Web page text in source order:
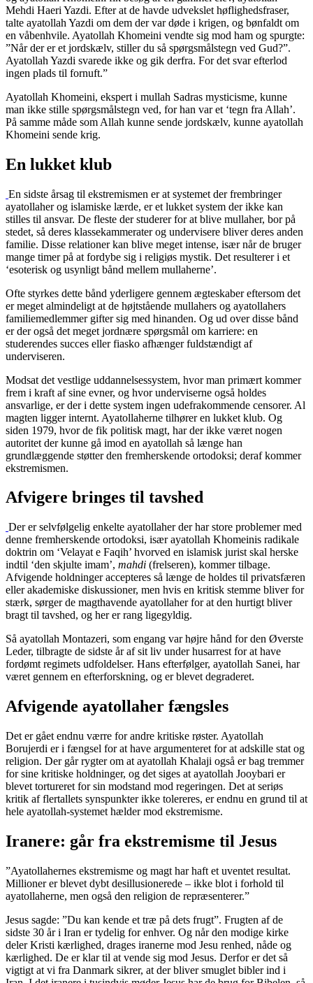
Mehdi Haeri Yazdi. Efter at de havde udvekslet høflighedsfraser,
talte ayatollah Yazdi om dem der var døde i krigen, og bønfaldt om
en våbenhvile. Ayatollah Khomeini vendte sig mod ham og spurgte:
”Når der er et jordskælv, stiller du så spørgsmålstegn ved Gud?”.
Ayatollah Yazdi svarede ikke og gik derfra. For det svar efterlod
ingen plads til fornuft.”
Ayatollah Khomeini, ekspert i mullah Sadras mysticisme, kunne
man ikke stille spørgsmålstegn ved, for han var et ‘tegn fra Allah’.
På samme måde som Allah kunne sende jordskælv, kunne ayatollah
Khomeini sende krig.
En lukket klub
En sidste årsag til ekstremismen er at systemet der frembringer
ayatollaher og islamiske lærde, er et lukket system der ikke kan
stilles til ansvar. De fleste der studerer for at blive mullaher, bor på
stedet, så deres klassekammerater og undervisere bliver deres anden
familie. Disse relationer kan blive meget intense, især når de bruger
mange timer på at fordybe sig i religiøs mystik. Det resulterer i et
‘esoterisk og usynligt bånd mellem mullaherne’.
Ofte styrkes dette bånd yderligere gennem ægteskaber eftersom det
er meget almindeligt at de højtstående mullahers og ayatollahers
familiemedlemmer gifter sig med hinanden. Og ud over disse bånd
er der også det meget jordnære spørgsmål om karriere: en
studerendes succes eller fiasko afhænger fuldstændigt af
underviseren.
Modsat det vestlige uddannelsessystem, hvor man primært kommer
frem i kraft af sine evner, og hvor underviserne også holdes
ansvarlige, er der i dette system ingen udefrakommende censorer. Al
magten ligger internt. Ayatollaherne tilhører en lukket klub. Og
siden 1979, hvor de fik politisk magt, har der ikke været nogen
autoritet der kunne gå imod en ayatollah så længe han
grundlæggende støtter den fremherskende ortodoksi; deraf kommer
ekstremismen.
Afvigere bringes til tavshed
Der er selvfølgelig enkelte ayatollaher der har store problemer med
denne fremherskende ortodoksi, især ayatollah Khomeinis radikale
doktrin om ‘Velayat e Faqih’ hvorved en islamisk jurist skal herske
indtil ‘den skjulte imam’, mahdi (frelseren), kommer tilbage.
Afvigende holdninger accepteres så længe de holdes til privatsfæren
eller akademiske diskussioner, men hvis en kritisk stemme bliver for
stærk, sørger de magthavende ayatollaher for at den hurtigt bliver
bragt til tavshed, og her er rang ligegyldig.
Så ayatollah Montazeri, som engang var højre hånd for den Øverste
Leder, tilbragte de sidste år af sit liv under husarrest for at have
fordømt regimets udfoldelser. Hans efterfølger, ayatollah Sanei, har
været gennem en efterforskning, og er blevet degraderet.
Afvigende ayatollaher fængsles
Det er gået endnu værre for andre kritiske røster. Ayatollah
Borujerdi er i fængsel for at have argumenteret for at adskille stat og
religion. Der går rygter om at ayatollah Khalaji også er bag tremmer
for sine kritiske holdninger, og det siges at ayatollah Jooybari er
blevet tortureret for sin modstand mod regeringen. Det at seriøs
kritik af flertallets synspunkter ikke tolereres, er endnu en grund til at
hele ayatollah-systemet hælder mod ekstremisme.
Iranere: går fra ekstremisme til Jesus
”Ayatollahernes ekstremisme og magt har haft et uventet resultat.
Millioner er blevet dybt desillusionerede – ikke blot i forhold til
ayatollaherne, men også den religion de repræsenterer.”
Jesus sagde: ”Du kan kende et træ på dets frugt”. Frugten af de
sidste 30 år i Iran er tydelig for enhver. Og når den modige kirke
deler Kristi kærlighed, drages iranerne mod Jesu renhed, nåde og
kærlighed. De er klar til at vende sig mod Jesus. Derfor er det så
vigtigt at vi fra Danmark sikrer, at der bliver smuglet bibler ind i